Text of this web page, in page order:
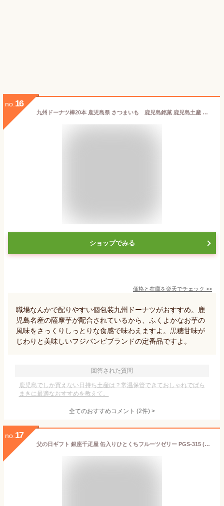
no. 16
九州ドーナツ棒20本 鹿児島県 さつまいも 鹿児島銘菓 鹿児島土産 鹿児島物産 お歳暮 ギフト ドーナツ お菓子 個包装 スイーツ ギフト 業務用 お取り寄せ 黒糖 おやつ 詰め合わせ おかし 食べ物 お歳暮 プレゼント お取り寄せスイーツ
ショップでみる
価格と在庫を楽天でチェック >>
職場なんかで配りやすい個包装九州ドーナツがおすすめ。鹿
児島名産の薩摩芋が配合されているから、ふくよかなお芋の
風味をさっくりしっとりな食感で味わえますよ。黒糖甘味が
じわりと美味しいフジバンビブランドの定番品ですよ。
回答された質問
鹿児島でしか買えない日持ち土産は？常温保管できておしゃれでばら
まきに最適なおすすめを教えて。
全てのおすすめコメント (2件) >
no. 17
父の日ギフト 銀座千疋屋 缶入りひとくちフルーツゼリー PGS-315 (送料込価格) (-PGS-315-) (t0) | ギフト 送料無料 内祝い お祝い お返し ギフト お礼 ご挨拶 出産内祝い 結婚 快気祝い お供え 香典返し 人気 おすすめ 進物 手土産 個包装 菓子折り